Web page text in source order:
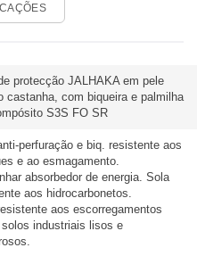
protecção JALHAKA em pele
castanha, com biqueira e palmilha
S3S FO SR
perfuração e biq. resistente aos
e ao esmagamento.
absorbedor de energia. Sola
aos hidrocarbonetos.
aos escorregamentos
industriais lisos e